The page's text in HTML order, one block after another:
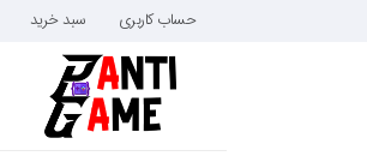
حساب کاربری سبد خرید